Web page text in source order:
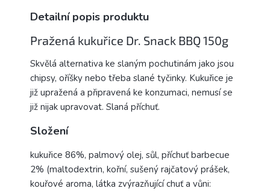
Detailní popis produktu
Pražená kukuřice Dr. Snack BBQ 150g
Skvělá alternativa ke slaným pochutinám jako jsou
chipsy, oříšky nebo třeba slané tyčinky. Kukuřice je
již upražená a připravená ke konzumaci, nemusí se
již nijak upravovat. Slaná příchuť.
Složení
kukuřice 86%, palmový olej, sůl, příchuť barbecue
2% (maltodextrin, kořní, sušený rajčatový prášek,
kouřové aroma, látka zvýrazňující chuť a vůni: